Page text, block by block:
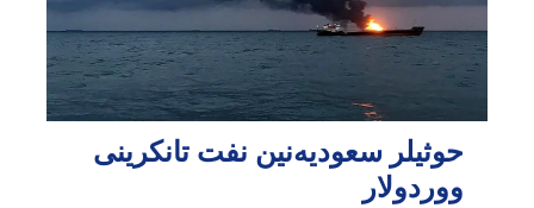
حوثیلر سعودیه‌نین نفت تانکرینی
ووردولار